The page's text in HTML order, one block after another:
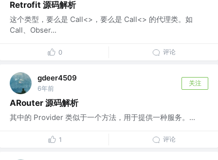
Retrofit 源码解析
这个类型，要么是 Call<>，要么是 Call<> 的代理类。如
Call、Obser...
0 评论
gdeer4509
6年前
关注
ARouter 源码解析
其中的 Provider 类似于一个方法，用于提供一种服务。...
1 评论